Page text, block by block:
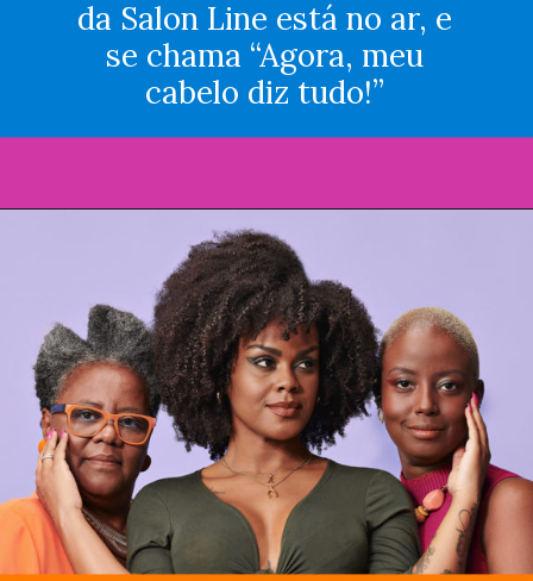
da Salon Line está no ar, e
se chama “Agora, meu
cabelo diz tudo!”